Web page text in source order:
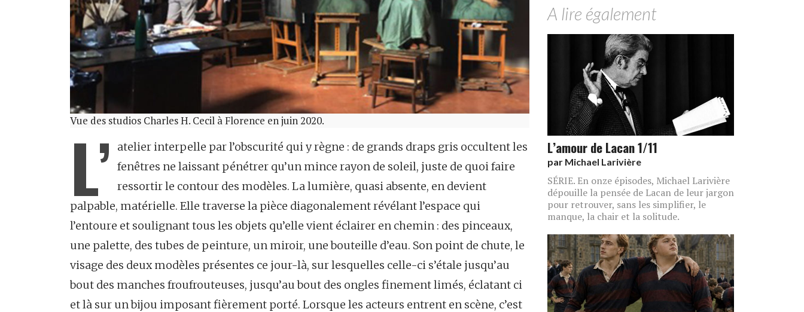
Vue des studios Charles H. Cecil à Florence en juin 2020.
L’
atelier interpelle par l’obscurité qui y règne : de grands draps gris occultent les
fenêtres ne laissant pénétrer qu’un mince rayon de soleil, juste de quoi faire
ressortir le contour des modèles. La lumière, quasi absente, en devient
palpable, matérielle. Elle traverse la pièce diagonalement révélant l’espace qui
l’entoure et soulignant tous les objets qu’elle vient éclairer en chemin : des pinceaux,
une palette, des tubes de peinture, un miroir, une bouteille d’eau. Son point de chute, le
visage des deux modèles présentes ce jour-là, sur lesquelles celle-ci s’étale jusqu’au
bout des manches froufrouteuses, jusqu’au bout des ongles finement limés, éclatant ci
et là sur un bijou imposant fièrement porté. Lorsque les acteurs entrent en scène, c’est
A lire également
L’amour de Lacan 1/11
par Michael Larivière
SÉRIE. En onze épisodes, Michael Larivière
dépouille la pensée de Lacan de leur jargon
pour retrouver, sans les simplifier, le
manque, la chair et la solitude.